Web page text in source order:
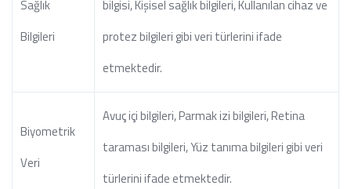
Sağlık
Bilgileri
bilgisi, Kişisel sağlık bilgileri, Kullanılan cihaz ve
protez bilgileri gibi veri türlerini ifade
etmektedir.
Biyometrik
Veri
Avuç içi bilgileri, Parmak izi bilgileri, Retina
taraması bilgileri, Yüz tanıma bilgileri gibi veri
türlerini ifade etmektedir.